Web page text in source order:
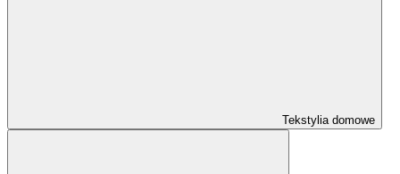
Tekstylia domowe